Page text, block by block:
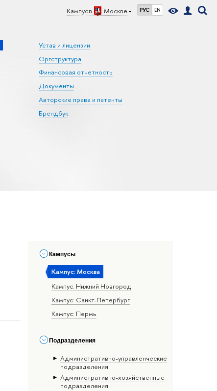
Кампус в Москве РУС EN
Устав и лицензии
Оргструктура
Финансовая отчетность
Документы
Авторские права и патенты
Брендбук
Кампусы
Кампус: Москва
Кампус: Нижний Новгород
Кампус: Санкт-Петербург
Кампус: Пермь
Подразделения
Административно-управленческие
подразделения
Административно-хозяйственные
подразделения